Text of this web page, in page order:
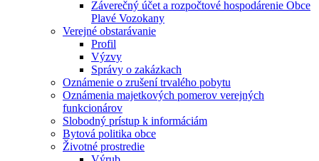
Záverečný účet a rozpočtové hospodárenie Obce
Plavé Vozokany
Verejné obstarávanie
Profil
Výzvy
Správy o zakázkach
Oznámenie o zrušení trvalého pobytu
Oznámenia majetkových pomerov verejných
funkcionárov
Slobodný prístup k informáciám
Bytová politika obce
Životné prostredie